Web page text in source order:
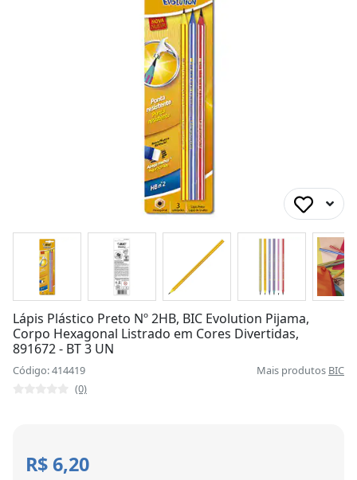
Lápis Plástico Preto Nº 2HB, BIC Evolution Pijama,
Corpo Hexagonal Listrado em Cores Divertidas,
891672 - BT 3 UN
Código: 414419 Mais produtos BIC
(0)
R$ 6,20